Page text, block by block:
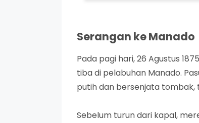
Serangan ke Manado
Pada pagi hari, 26 Agustus
tiba di pelabuhan Manado.
putih dan bersenjata tombak,
Sebelum turun dari kapal,